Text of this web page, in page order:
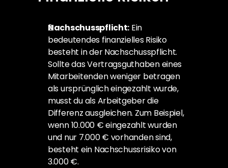
Nachschusspflicht: Ein
bedeutendes finanzielles Risiko
besteht in der Nachschusspflicht.
Sollte das Vertragsguthaben eines
Mitarbeitenden weniger betragen
als ursprünglich eingezahlt wurde,
musst du als Arbeitgeber die
Differenz ausgleichen. Zum Beispiel,
wenn 10.000 € eingezahlt wurden
und nur 7.000 € vorhanden sind,
besteht ein Nachschussrisiko von
3.000 €.